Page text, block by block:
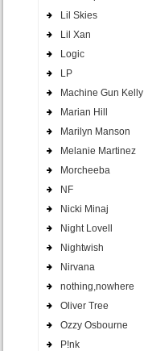
Lil Skies
Lil Xan
Logic
LP
Machine Gun Kelly
Marian Hill
Marilyn Manson
Melanie Martinez
Morcheeba
NF
Nicki Minaj
Night Lovell
Nightwish
Nirvana
nothing,nowhere
Oliver Tree
Ozzy Osbourne
P!nk